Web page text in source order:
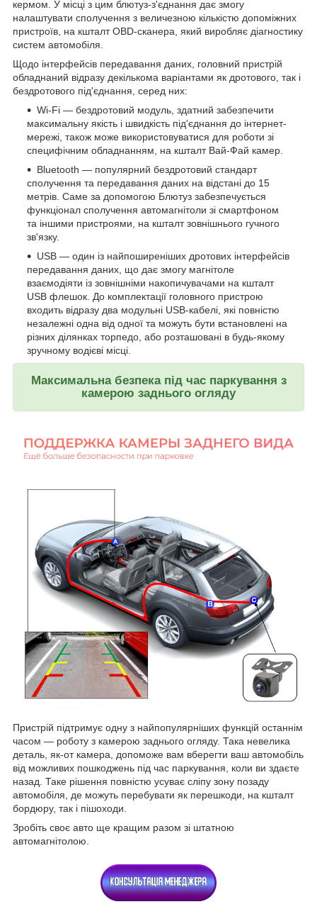
кермом. У місці з цим блютуз-з'єднання дає змогу
налаштувати сполучення з величезною кількістю допоміжних
пристроїв, на кшталт OBD-сканера, який виробляє діагностику
систем автомобіля.
Щодо інтерфейсів передавання даних, головний пристрій
обладнаний відразу декількома варіантами як дротового, так і
бездротового під'єднання, серед них:
Wi-Fi — бездротовий модуль, здатний забезпечити
максимальну якість і швидкість під'єднання до інтернет-
мережі, також може використовуватися для роботи зі
специфічним обладнанням, на кшталт Вай-Фай камер.
Bluetooth — популярний бездротовий стандарт
сполучення та передавання даних на відстані до 15
метрів. Саме за допомогою Блютуз забезпечується
функціонал сполучення автомагнітоли зі смартфоном
та іншими пристроями, на кшталт зовнішнього гучного
зв'язку.
USB — один із найпоширеніших дротових інтерфейсів
передавання даних, що дає змогу магнітоле
взаємодіяти із зовнішніми накопичувачами на кшталт
USB флешок. До комплектації головного пристрою
входить відразу два модульні USB-кабелі, які повністю
незалежні одна від одної та можуть бути встановлені на
різних ділянках торпедо, або розташовані в будь-якому
зручному водієві місці.
Максимальна безпека під час паркування з
камерою заднього огляду
Пристрій підтримує одну з найпопулярніших функцій останнім
часом — роботу з камерою заднього огляду. Така невелика
деталь, як-от камера, допоможе вам вберегти ваш автомобіль
від можливих пошкоджень під час паркування, коли ви здаєте
назад. Таке рішення повністю усуває сліпу зону позаду
автомобіля, де можуть перебувати як перешкоди, на кшталт
бордюру, так і пішоходи.
Зробіть своє авто ще кращим разом зі штатною
автомагнітолою.